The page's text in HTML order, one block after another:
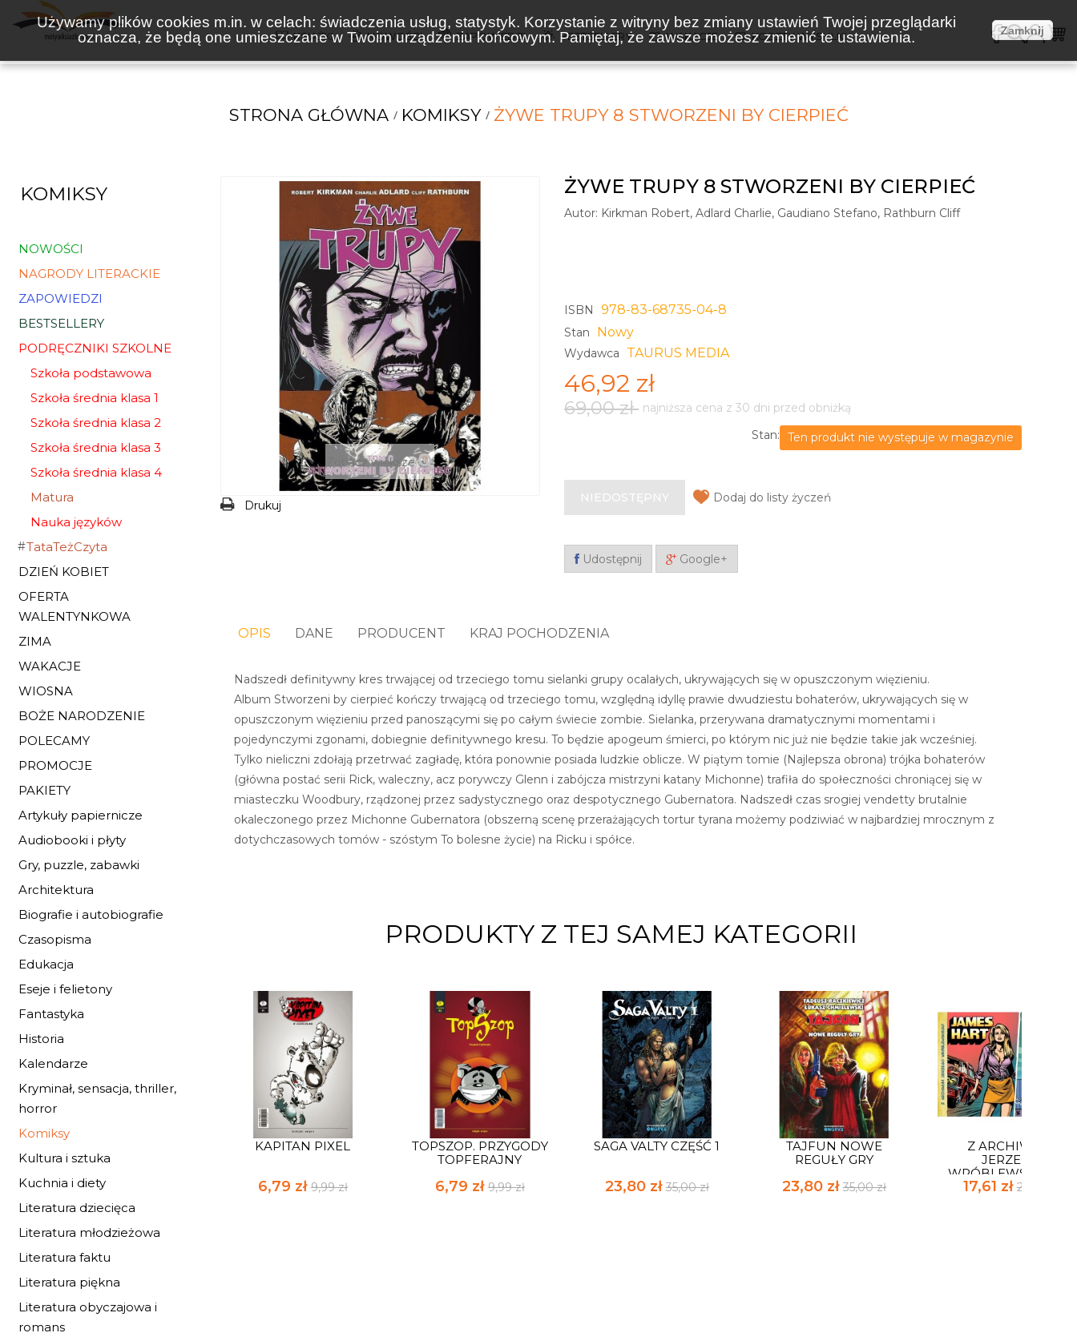
Używamy plików cookies m.in. w celach: świadczenia usług, statystyk. Korzystanie z witryny bez zmiany ustawień Twojej przeglądarki
oznacza, że będą one umieszczane w Twoim urządzeniu końcowym. Pamiętaj, że zawsze możesz zmienić te ustawienia.
Zamknij
KSIĄŻKI NOWOŚCI ZAPOWIEDZI BESTSELLERY WAKACJE KOSZTY WYSYŁKI
STRONA GŁÓWNA KOMIKSY ŻYWE TRUPY 8 STWORZENI BY CIERPIEĆ
KOMIKSY
NOWOŚCI
NAGRODY LITERACKIE
ZAPOWIEDZI
BESTSELLERY
PODRĘCZNIKI SZKOLNE
Szkoła podstawowa
Szkoła średnia klasa 1
Szkoła średnia klasa 2
Szkoła średnia klasa 3
Szkoła średnia klasa 4
Matura
Nauka języków
TataTeżCzyta
DZIEŃ KOBIET
OFERTA
WALENTYNKOWA
ZIMA
WAKACJE
WIOSNA
BOŻE NARODZENIE
POLECAMY
PROMOCJE
PAKIETY
Artykuły papiernicze
Audiobooki i płyty
Gry, puzzle, zabawki
Architektura
Biografie i autobiografie
Czasopisma
Edukacja
Eseje i felietony
Fantastyka
Historia
Kalendarze
Kryminał, sensacja, thriller,
horror
Komiksy
Kultura i sztuka
Kuchnia i diety
Literatura dziecięca
Literatura młodzieżowa
Literatura faktu
Literatura piękna
Literatura obyczajowa i
romans
Zobacz większe
Drukuj
ŻYWE TRUPY 8 STWORZENI BY CIERPIEĆ
Autor: Kirkman Robert, Adlard Charlie, Gaudiano Stefano, Rathburn Cliff
ISBN 978-83-68735-04-8
Stan Nowy
Wydawca TAURUS MEDIA
46,92 zł
69,00 zł najniższa cena z 30 dni przed obniżką
Stan:
Ten produkt nie występuje w magazynie
NIEDOSTĘPNY Dodaj do listy życzeń
Udostępnij Google+
OPIS DANE PRODUCENT KRAJ POCHODZENIA
Nadszedł definitywny kres trwającej od trzeciego tomu sielanki grupy ocalałych, ukrywających się w opuszczonym więzieniu.
Album Stworzeni by cierpieć kończy trwającą od trzeciego tomu, względną idyllę prawie dwudziestu bohaterów, ukrywających się w
opuszczonym więzieniu przed panoszącymi się po całym świecie zombie. Sielanka, przerywana dramatycznymi momentami i
pojedynczymi zgonami, dobiegnie definitywnego kresu. To będzie apogeum śmierci, po którym nic już nie będzie takie jak wcześniej.
Tylko nieliczni zdołają przetrwać zagładę, która ponownie posiada ludzkie oblicze. W piątym tomie (Najlepsza obrona) trójka bohaterów
(główna postać serii Rick, waleczny, acz porywczy Glenn i zabójcza mistrzyni katany Michonne) trafiła do społeczności chroniącej się w
miasteczku Woodbury, rządzonej przez sadystycznego oraz despotycznego Gubernatora. Nadszedł czas srogiej vendetty brutalnie
okaleczonego przez Michonne Gubernatora (obszerną scenę przerażających tortur tyrana możemy podziwiać w najbardziej mrocznym z
dotychczasowych tomów - szóstym To bolesne życie) na Ricku i spółce.
PRODUKTY Z TEJ SAMEJ KATEGORII
KAPITAN PIXEL
6,79 zł 9,99 zł
TOPSZOP. PRZYGODY
TOPFERAJNY
6,79 zł 9,99 zł
SAGA VALTY CZĘŚĆ 1
23,80 zł 35,00 zł
TAJFUN NOWE
REGUŁY GRY
23,80 zł 35,00 zł
Z ARCHIWUM
JERZEGO
WRÓBLEWSKIEGO...
17,61 zł 25,90 zł